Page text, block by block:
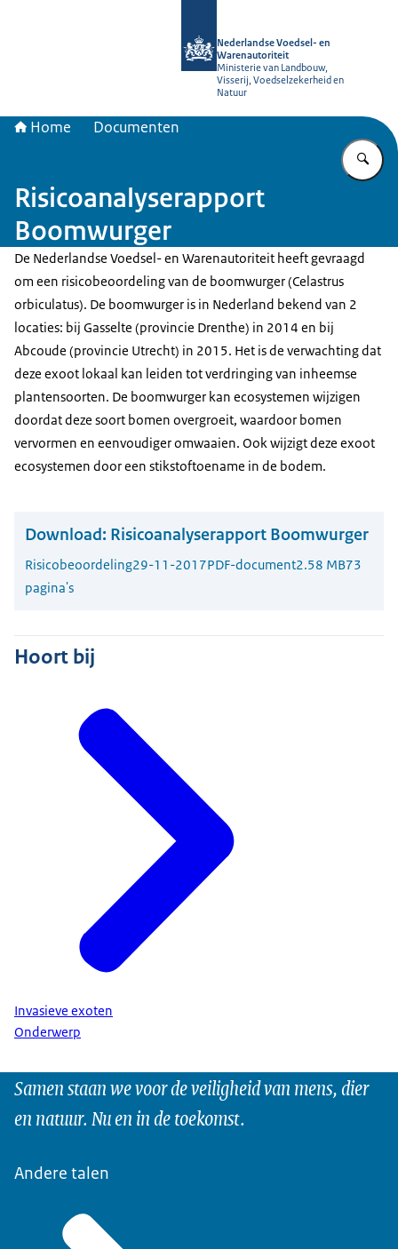
Nederlandse Voedsel- en
Warenautoriteit
Ministerie van Landbouw,
Visserij, Voedselzekerheid en
Natuur
Home Documenten
Risicoanalyserapport
Boomwurger
De Nederlandse Voedsel- en Warenautoriteit heeft gevraagd
om een risicobeoordeling van de boomwurger (Celastrus
orbiculatus). De boomwurger is in Nederland bekend van 2
locaties: bij Gasselte (provincie Drenthe) in 2014 en bij
Abcoude (provincie Utrecht) in 2015. Het is de verwachting dat
deze exoot lokaal kan leiden tot verdringing van inheemse
plantensoorten. De boomwurger kan ecosystemen wijzigen
doordat deze soort bomen overgroeit, waardoor bomen
vervormen en eenvoudiger omwaaien. Ook wijzigt deze exoot
ecosystemen door een stikstoftoename in de bodem.
Download: Risicoanalyserapport Boomwurger
Risicobeoordeling29-11-2017PDF-document2.58 MB73
pagina's
Hoort bij
Invasieve exoten
Onderwerp
Samen staan we voor de veiligheid van mens, dier
en natuur. Nu en in de toekomst.
Andere talen